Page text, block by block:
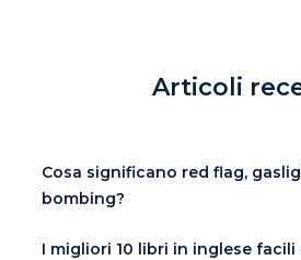
Articoli
Cosa significano red flag,
bombing?
I migliori 10 libri in inglese facili